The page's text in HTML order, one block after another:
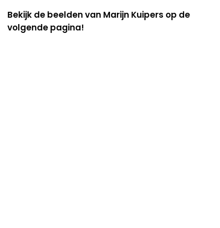
Bekijk de beelden van Marijn Kuipers op de
volgende pagina!